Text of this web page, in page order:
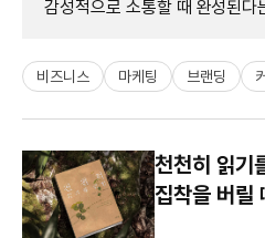
감성적으로 소통할 때 완성된다
비즈니스 마케팅 브랜딩
천천히 읽기
집착을 버릴